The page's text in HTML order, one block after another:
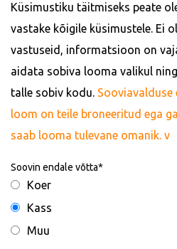
Küsimustiku täitmiseks peate
vastake kõigile küsimustele. Ei
vastuseid, informatsioon on
aidata sobiva looma valikul
talle sobiv kodu. Sooviavalduse
loom on teile broneeritud ega
saab looma tulevane omanik. v
Soovin endale võtta
Koer
Kass
Muu